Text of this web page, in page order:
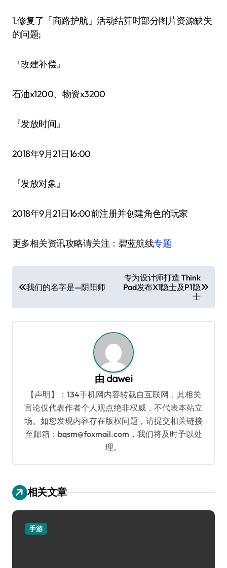
1.修复了「商路护航」活动结算时部分图片资源缺失
的问题;
『改建补偿』
石油x1200、物资x3200
『发放时间』
2018年9月21日16:00
『发放对象』
2018年9月21日16:00前注册并创建角色的玩家
更多相关资讯攻略请关注：碧蓝航线专题
章
导
航
我们的名字是—阴阳师
专为设计师打造 Think
Pad发布X1隐士及P1隐
士
由 dawei
【声明】：134手机网内容转载自互联网，其相关
言论仅代表作者个人观点绝非权威，不代表本站立
场。如您发现内容存在版权问题，请提交相关链接
至邮箱：bqsm@foxmail.com，我们将及时予以处
理。
相关文章
手游